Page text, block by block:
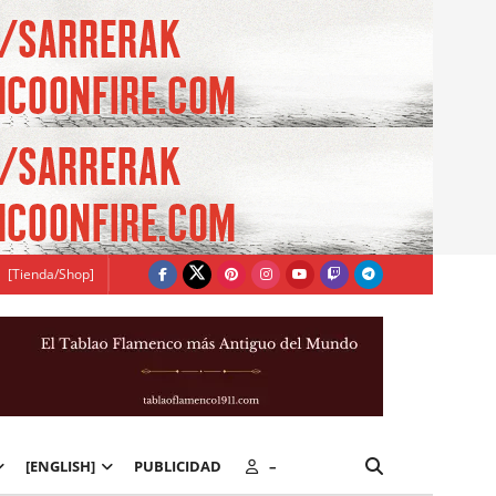
[Tienda/Shop]
[ENGLISH] PUBLICIDAD –